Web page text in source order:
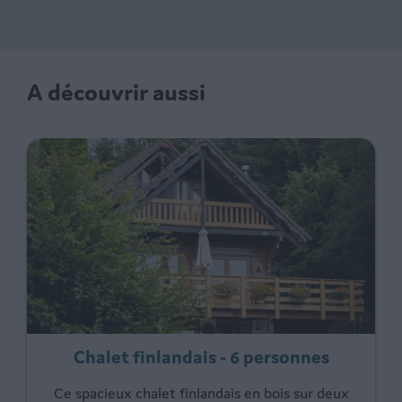
A découvrir aussi
Chalet finlandais - 6 personnes
Ce spacieux chalet finlandais en bois sur deux